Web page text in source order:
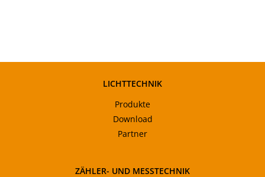
LICHTTECHNIK
Produkte
Download
Partner
ZÄHLER- UND MESSTECHNIK